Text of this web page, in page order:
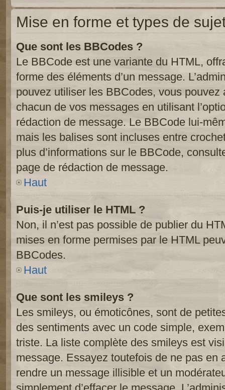
Mise en forme et types de
Que sont les BBCodes ?
Le BBCode est une variante du HTML,
forme des éléments d’un message.
pouvez utiliser les BBCodes, vous
chacun de vos messages en utilisant
rédaction de message. Le BBCode lui-
mais les balises sont incluses entre
plus d’informations sur le BBCode,
page de rédaction de message.
Haut
Puis-je utiliser le HTML ?
Non, il n’est pas possible de publier du
mises en forme permises par le HTML
BBCodes.
Haut
Que sont les smileys ?
Les smileys, ou émoticônes, sont de
des sentiments avec un code simple,
triste. La liste complète des smileys est
message. Essayez toutefois de ne pas en
rendre un message illisible et un